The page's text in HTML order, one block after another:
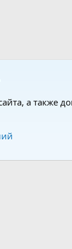
а также